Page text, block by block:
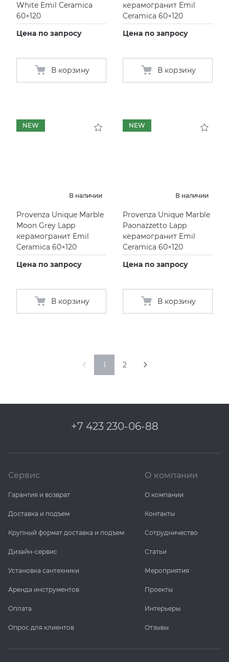
White Emil Ceramica
60×120
Цена по запросу
В корзину
керамогранит Emil
Ceramica 60×120
Цена по запросу
В корзину
NEW
В наличии
Provenza Unique Marble
Moon Grey Lapp
керамогранит Emil
Ceramica 60×120
Цена по запросу
В корзину
NEW
В наличии
Provenza Unique Marble
Paonazzetto Lapp
керамогранит Emil
Ceramica 60×120
Цена по запросу
В корзину
1 2
+7 423 230-06-88
Сервис
Гарантия и возврат
Доставка и подъем
Крупный формат доставка и подъем
Дизайн-сервис
Установка сантехники
Аренда инструментов
Оплата
Опрос для клиентов
О компании
О компании
Контакты
Сотрудничество
Статьи
Мероприятия
Проекты
Интерьеры
Отзывы